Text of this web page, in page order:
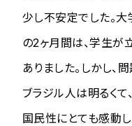
少し不安定でした。大
の2ヶ月間は、学生が
ありました。しかし、
ブラジル人は明るくて
国民性にとても感動し